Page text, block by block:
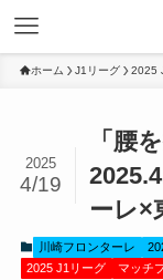
ホーム J1リーグ 2025
「腰
ーレ×
2025
4/19
川崎フロンターレ
2025 J1リーグ
マッチ